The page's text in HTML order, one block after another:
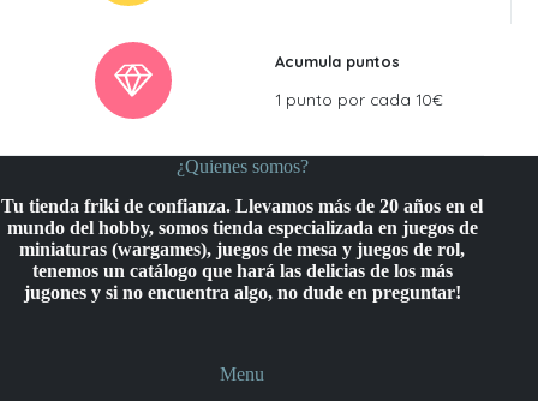
Acumula puntos
1 punto por cada 10€
¿Quienes somos?
Tu tienda friki de confianza. Llevamos más de 20 años en el
mundo del hobby, somos tienda especializada en juegos de
miniaturas (wargames), juegos de mesa y juegos de rol,
tenemos un catálogo que hará las delicias de los más
jugones y si no encuentra algo, no dude en preguntar!
Menu